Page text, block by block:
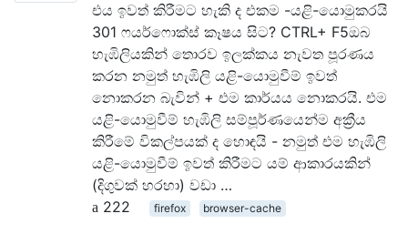
එය ඉවත් කිරීමට හැකි ද එකම -යළි-යොමුකරයි
301 ෆයර්ෆොක්ස් කෑෂය සිට? CTRL+ F5ඔබ
හැඹිලියකින් තොරව ඉලක්කය නැවත පූරණය
කරන නමුත් හැඹිලි යළි-යොමුවීම් ඉවත්
නොකරන බැවින් + එම කාර්යය නොකරයි. එම
යළි-යොමුවීම් හැඹිලි සම්පූර්ණයෙන්ම අක්‍රීය
කිරීමේ විකල්පයක් ද හොඳයි - නමුත් එම හැඹිලි
යළි-යොමුවීම් ඉවත් කිරීමට යම් ආකාරයකින්
(දිගුවක් හරහා) වඩා …
222
firefox browser-cache